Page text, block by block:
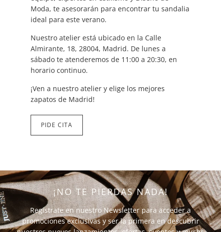
Moda, te asesorarán para encontrar tu sandalia
ideal para este verano.
Nuestro atelier está ubicado en la Calle
Almirante, 18, 28004, Madrid. De lunes a
sábado te atenderemos de 11:00 a 20:30, en
horario continuo.
¡Ven a nuestro atelier y elige los mejores
zapatos de Madrid!
PIDE CITA
¡NO TE PIERDAS NADA!
Regístrate en nuestro Newsletter para acceder a
promociones exclusivas y ser la primera en descubrir